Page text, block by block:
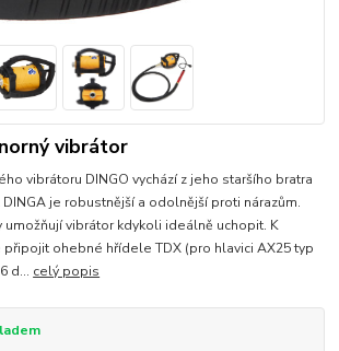
vibrátor
vibrátoru DINGO vychází z jeho staršího bratra
DINGA je robustnější a odolnější proti nárazům.
umožňují vibrátor kdykoli ideálně uchopit. K
připojit ohebné hřídele TDX (pro hlavici AX25 typ
d... celý popis